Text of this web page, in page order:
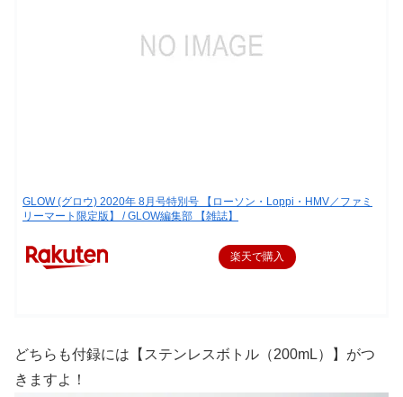
GLOW (グロウ) 2020年 8月号特別号 【ローソン・Loppi・HMV／ファミ
リーマート限定版】 / GLOW編集部 【雑誌】
楽天で購入
どちらも付録には【ステンレスボトル（200mL）】がつ
きますよ！